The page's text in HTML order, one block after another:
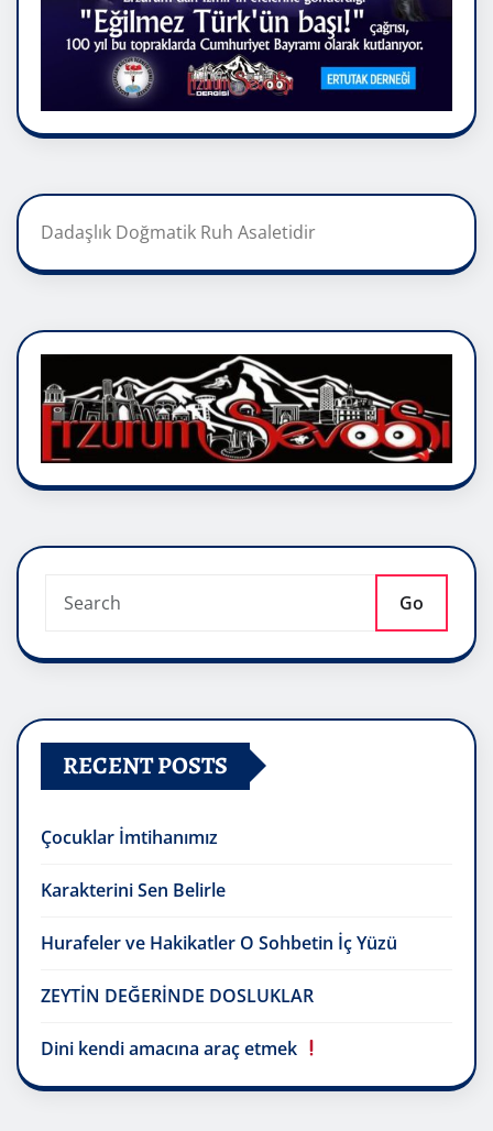
Dadaşlık Doğmatik Ruh Asaletidir
Go
RECENT POSTS
Çocuklar İmtihanımız
Karakterini Sen Belirle
Hurafeler ve Hakikatler O Sohbetin İç Yüzü
ZEYTİN DEĞERİNDE DOSLUKLAR
Dini kendi amacına araç etmek